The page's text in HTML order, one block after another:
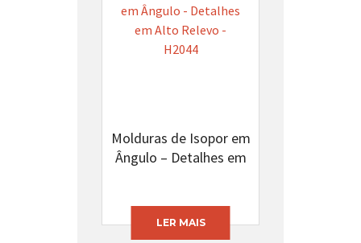
Molduras de Isopor em
Ângulo – Detalhes em
LER MAIS